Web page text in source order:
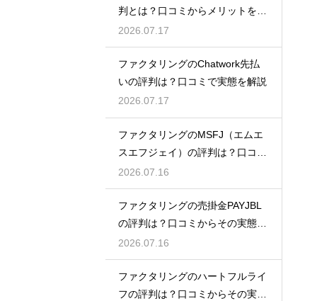
判とは？口コミからメリットを徹
底解説
2026.07.17
ファクタリングのChatwork先払
いの評判は？口コミで実態を解説
2026.07.17
ファクタリングのMSFJ（エムエ
スエフジェイ）の評判は？口コミ
から検証
2026.07.16
ファクタリングの売掛金PAYJBL
の評判は？口コミからその実態を
徹底解説
2026.07.16
ファクタリングのハートフルライ
フの評判は？口コミからその実態